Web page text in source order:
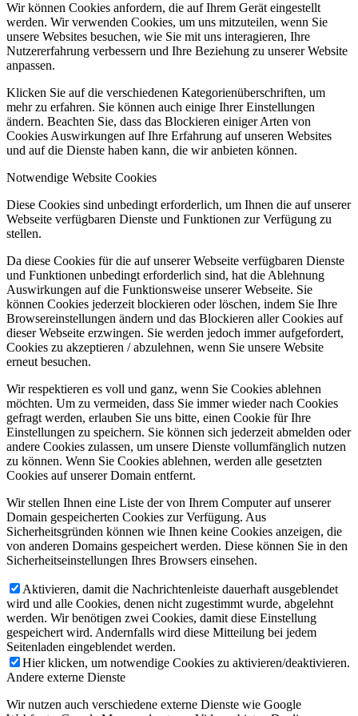
Wir können Cookies anfordern, die auf Ihrem Gerät eingestellt
werden. Wir verwenden Cookies, um uns mitzuteilen, wenn Sie
unsere Websites besuchen, wie Sie mit uns interagieren, Ihre
Nutzererfahrung verbessern und Ihre Beziehung zu unserer Website
anpassen.
Klicken Sie auf die verschiedenen Kategorienüberschriften, um
mehr zu erfahren. Sie können auch einige Ihrer Einstellungen
ändern. Beachten Sie, dass das Blockieren einiger Arten von
Cookies Auswirkungen auf Ihre Erfahrung auf unseren Websites
und auf die Dienste haben kann, die wir anbieten können.
Notwendige Website Cookies
Diese Cookies sind unbedingt erforderlich, um Ihnen die auf unserer
Webseite verfügbaren Dienste und Funktionen zur Verfügung zu
stellen.
Da diese Cookies für die auf unserer Webseite verfügbaren Dienste
und Funktionen unbedingt erforderlich sind, hat die Ablehnung
Auswirkungen auf die Funktionsweise unserer Webseite. Sie
können Cookies jederzeit blockieren oder löschen, indem Sie Ihre
Browsereinstellungen ändern und das Blockieren aller Cookies auf
dieser Webseite erzwingen. Sie werden jedoch immer aufgefordert,
Cookies zu akzeptieren / abzulehnen, wenn Sie unsere Website
erneut besuchen.
Wir respektieren es voll und ganz, wenn Sie Cookies ablehnen
möchten. Um zu vermeiden, dass Sie immer wieder nach Cookies
gefragt werden, erlauben Sie uns bitte, einen Cookie für Ihre
Einstellungen zu speichern. Sie können sich jederzeit abmelden oder
andere Cookies zulassen, um unsere Dienste vollumfänglich nutzen
zu können. Wenn Sie Cookies ablehnen, werden alle gesetzten
Cookies auf unserer Domain entfernt.
Wir stellen Ihnen eine Liste der von Ihrem Computer auf unserer
Domain gespeicherten Cookies zur Verfügung. Aus
Sicherheitsgründen können wie Ihnen keine Cookies anzeigen, die
von anderen Domains gespeichert werden. Diese können Sie in den
Sicherheitseinstellungen Ihres Browsers einsehen.
Aktivieren, damit die Nachrichtenleiste dauerhaft ausgeblendet
wird und alle Cookies, denen nicht zugestimmt wurde, abgelehnt
werden. Wir benötigen zwei Cookies, damit diese Einstellung
gespeichert wird. Andernfalls wird diese Mitteilung bei jedem
Seitenladen eingeblendet werden.
Hier klicken, um notwendige Cookies zu aktivieren/deaktivieren.
Andere externe Dienste
Wir nutzen auch verschiedene externe Dienste wie Google